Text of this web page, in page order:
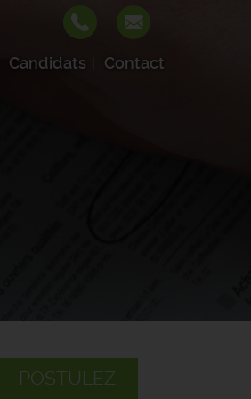
Candidats Contact
POSTULEZ